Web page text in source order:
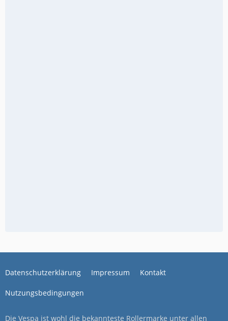
Datenschutzerklärung Impressum Kontakt
Nutzungsbedingungen
Die Vespa ist wohl die bekannteste Rollermarke unter allen